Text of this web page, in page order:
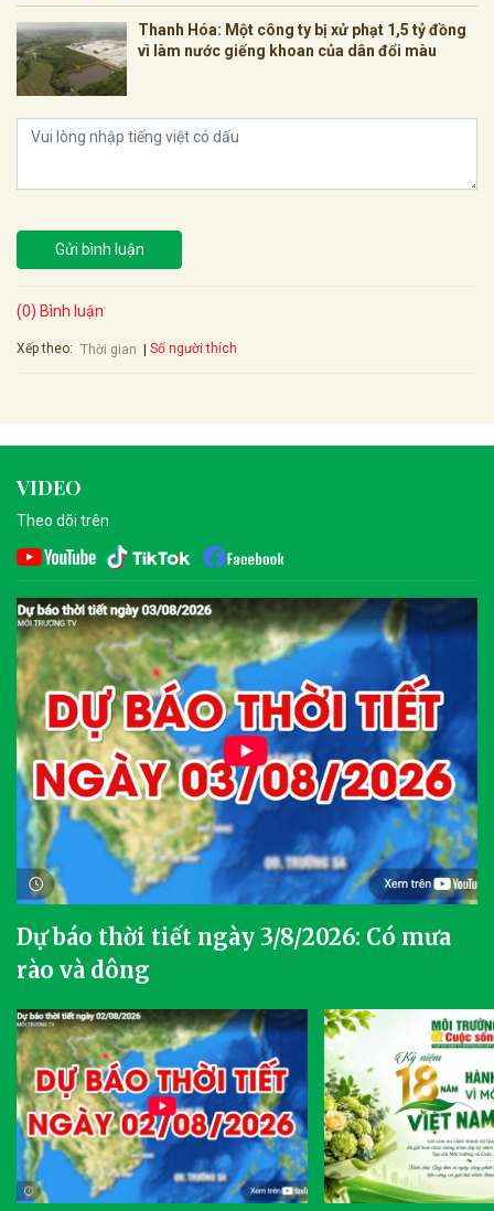
Thanh Hóa: Một công ty bị xử phạt 1,5 tỷ đồng
vì làm nước giếng khoan của dân đổi màu
Gửi bình luận
(0) Bình luận
Xếp theo: Thời gian Số người thích
VIDEO
Theo dõi trên
Dự báo thời tiết ngày 3/8/2026: Có mưa
rào và dông